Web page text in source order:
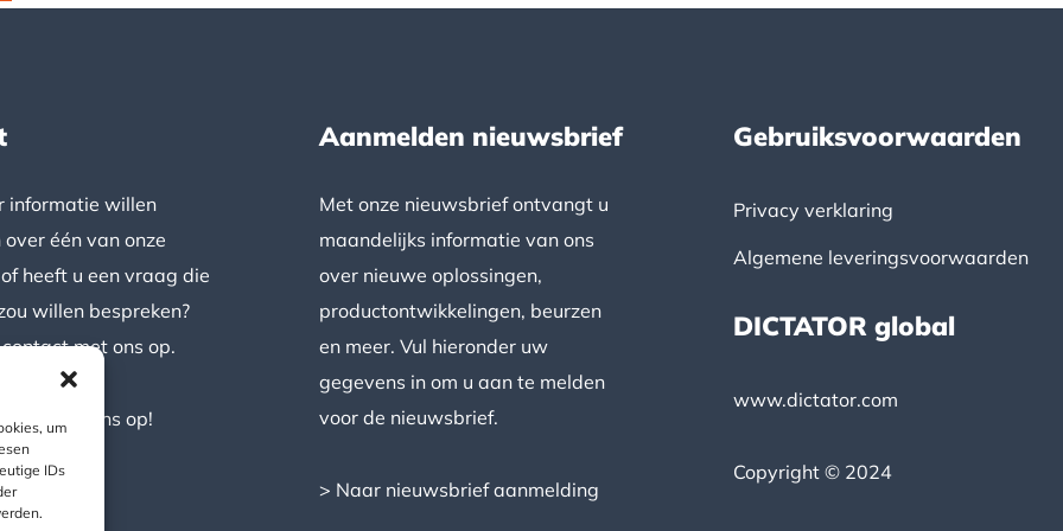
um
IDs
informatie willen
één van onze
heeft u een vraag die
willen bespreken?
met ons op.
met ons op!
Aanmelden nieuwsbrief
Met onze nieuwsbrief ontvangt u
maandelijks informatie van ons
over nieuwe oplossingen,
productontwikkelingen, beurzen
en meer. Vul hieronder uw
gegevens in om u aan te melden
voor de nieuwsbrief.
> Naar nieuwsbrief aanmelding
Gebruiksvoorwaarden
Privacy verklaring
Algemene leveringsvoorwaarden
DICTATOR global
www.dictator.com
Copyright © 2024